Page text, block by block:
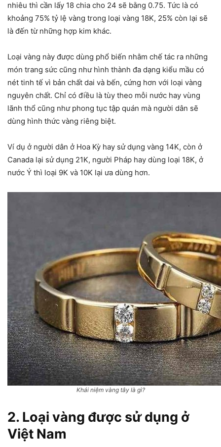
nhiêu thì cần lấy 18 chia cho 24 sẽ bằng 0.75. Tức là có
khoảng 75% tỷ lệ vàng trong loại vàng 18K, 25% còn lại sẽ
là đến từ những hợp kim khác.
Loại vàng này được dùng phổ biến nhằm chế tác ra những
món trang sức cũng như hình thành đa dạng kiểu mầu có
nét tinh tế vì bản chất dai và bến, cứng hơn với loại vàng
nguyên chất. Chỉ có điều là tùy theo mỗi nước hay vùng
lãnh thổ cũng như phong tục tập quán mà người dân sẽ
dùng hình thức vàng riêng biệt.
Ví dụ ở người dân ở Hoa Kỳ hay sử dụng vàng 14K, còn ở
Canada lại sử dụng 21K, người Pháp hay dùng loại 18K, ở
nước Ý thì loại 9K và 10K lại ưa dùng hơn.
Khái niệm vàng tây là gì?
2. Loại vàng được sử dụng ở
Việt Nam